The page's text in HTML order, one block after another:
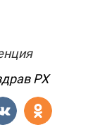
РХ